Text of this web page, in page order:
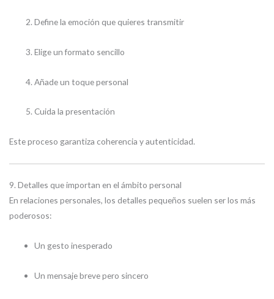
Define la emoción que quieres transmitir
Elige un formato sencillo
Añade un toque personal
Cuida la presentación
Este proceso garantiza coherencia y autenticidad.
9. Detalles que importan en el ámbito personal
En relaciones personales, los detalles pequeños suelen ser los más
poderosos:
Un gesto inesperado
Un mensaje breve pero sincero